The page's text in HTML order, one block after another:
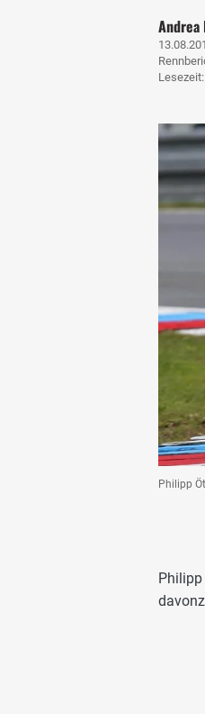
Andrea
Philipp